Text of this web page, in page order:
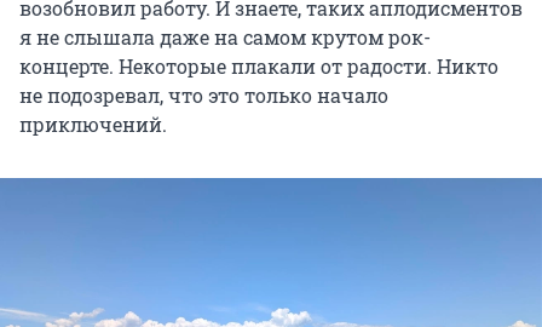
возобновил работу. И знаете, таких аплодисментов
я не слышала даже на самом крутом рок-
концерте. Некоторые плакали от радости. Никто
не подозревал, что это только начало
приключений.